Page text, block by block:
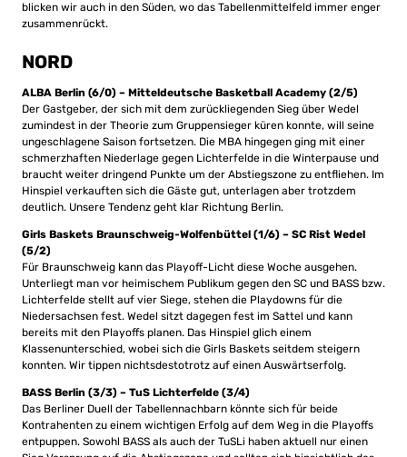
blicken wir auch in den Süden, wo das Tabellenmittelfeld immer enger
zusammenrückt.
NORD
ALBA Berlin (6/0) – Mitteldeutsche Basketball Academy (2/5)
Der Gastgeber, der sich mit dem zurückliegenden Sieg über Wedel
zumindest in der Theorie zum Gruppensieger küren konnte, will seine
ungeschlagene Saison fortsetzen. Die MBA hingegen ging mit einer
schmerzhaften Niederlage gegen Lichterfelde in die Winterpause und
braucht weiter dringend Punkte um der Abstiegszone zu entfliehen. Im
Hinspiel verkauften sich die Gäste gut, unterlagen aber trotzdem
deutlich. Unsere Tendenz geht klar Richtung Berlin.
Girls Baskets Braunschweig-Wolfenbüttel (1/6) – SC Rist Wedel
(5/2)
Für Braunschweig kann das Playoff-Licht diese Woche ausgehen.
Unterliegt man vor heimischem Publikum gegen den SC und BASS bzw.
Lichterfelde stellt auf vier Siege, stehen die Playdowns für die
Niedersachsen fest. Wedel sitzt dagegen fest im Sattel und kann
bereits mit den Playoffs planen. Das Hinspiel glich einem
Klassenunterschied, wobei sich die Girls Baskets seitdem steigern
konnten. Wir tippen nichtsdestotrotz auf einen Auswärtserfolg.
BASS Berlin (3/3) – TuS Lichterfelde (3/4)
Das Berliner Duell der Tabellennachbarn könnte sich für beide
Kontrahenten zu einem wichtigen Erfolg auf dem Weg in die Playoffs
entpuppen. Sowohl BASS als auch der TuSLi haben aktuell nur einen